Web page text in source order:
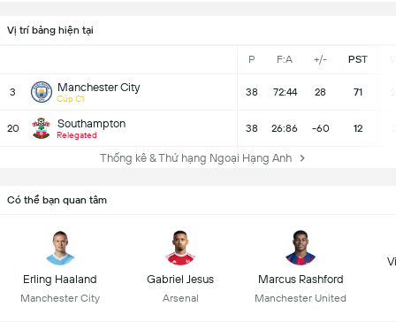
Vị trí bảng hiện tại
P F:A +/- PST
3 Manchester City
Cúp C1
38 72:44 28 71
20 Southampton
Relegated
38 26:86 -60 12
Thống kê & Thứ hạng Ngoại Hạng Anh
Có thể bạn quan tâm
Erling Haaland
Manchester City
Gabriel Jesus
Arsenal
Marcus Rashford
Manchester United